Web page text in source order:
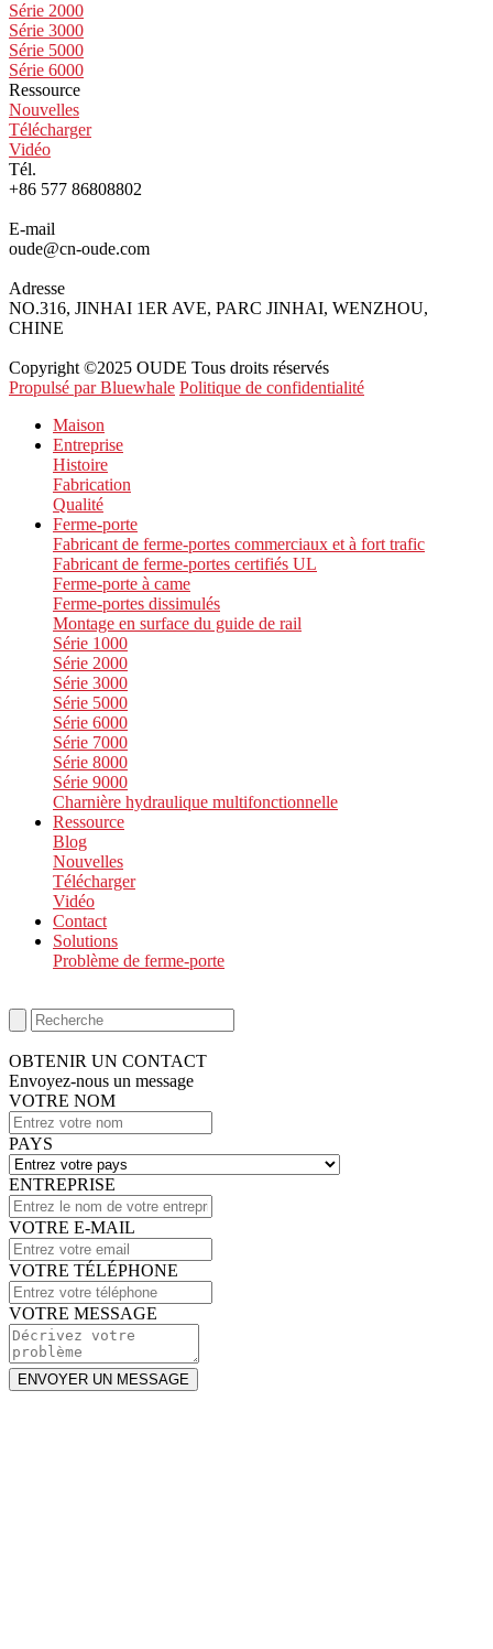
Série 2000
Série 3000
Série 5000
Série 6000
Ressource
Nouvelles
Télécharger
Vidéo
Tél.
+86 577 86808802
E-mail
oude@cn-oude.com
Adresse
NO.316, JINHAI 1ER AVE, PARC JINHAI, WENZHOU,
CHINE
Copyright ©2025 OUDE Tous droits réservés
Propulsé par Bluewhale Politique de confidentialité
Maison
Entreprise
Histoire
Fabrication
Qualité
Ferme-porte
Fabricant de ferme-portes commerciaux et à fort trafic
Fabricant de ferme-portes certifiés UL
Ferme-porte à came
Ferme-portes dissimulés
Montage en surface du guide de rail
Série 1000
Série 2000
Série 3000
Série 5000
Série 6000
Série 7000
Série 8000
Série 9000
Charnière hydraulique multifonctionnelle
Ressource
Blog
Nouvelles
Télécharger
Vidéo
Contact
Solutions
Problème de ferme-porte
OBTENIR UN CONTACT
Envoyez-nous un message
VOTRE NOM
PAYS
ENTREPRISE
VOTRE E-MAIL
VOTRE TÉLÉPHONE
VOTRE MESSAGE
ENVOYER UN MESSAGE